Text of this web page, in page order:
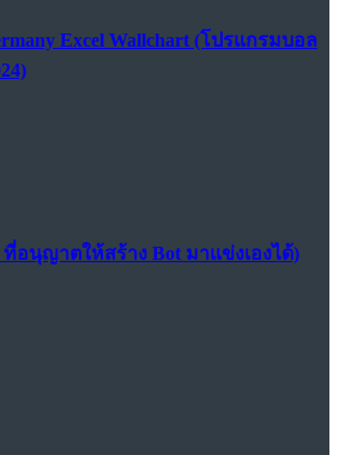
Excel Wallchart (โปรแกรมบอล
ที่อนุญาตให้สร้าง Bot มาแข่งเองได้)